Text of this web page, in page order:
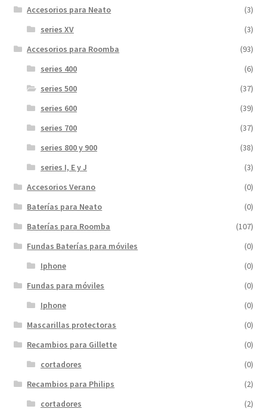
54,99€.32,99€.
Accesorios para Neato
(3)
series XV
(3)
Accesorios para Roomba
(93)
series 400
(6)
series 500
(37)
series 600
(39)
series 700
(37)
series 800 y 900
(38)
series I, E y J
(3)
Accesorios Verano
(0)
Baterías para Neato
(0)
Baterías para Roomba
(107)
Fundas Baterías para móviles
(0)
Iphone
(0)
Fundas para móviles
(0)
Iphone
(0)
Mascarillas protectoras
(0)
Recambios para Gillette
(0)
cortadores
(0)
Recambios para Philips
(2)
cortadores
(2)